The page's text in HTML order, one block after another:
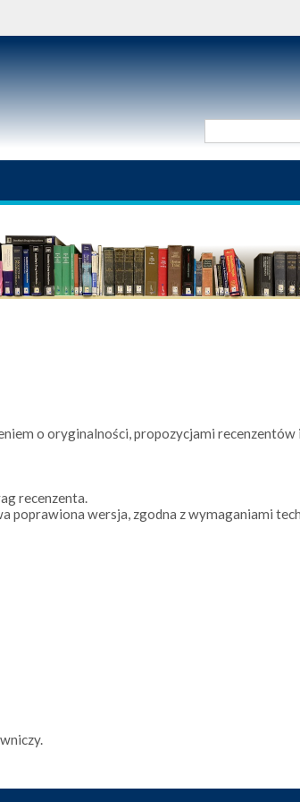
o oryginalności, propozycjami
recenzenta.
poprawiona wersja, zgodna z wymaganiami